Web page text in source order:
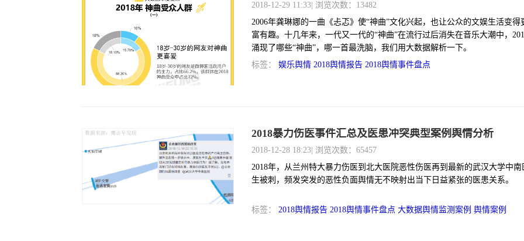
2018-12-29 11:33| 浏览次数：13482
2006年龚琳娜的一曲《忐忑》使“神曲”文化兴起，也让公众的文娱生活变得
富有趣。十几年来，一代又一代的“神曲”在流行过后消失在音乐大潮中，
涌现了哪些“神曲”，哪一首最洗脑，我们用大数据解析一下。
标签：
娱乐舆情 2018舆情报告 2018舆情事件盘点
2018暴力伤医事件汇总及医患冲突典型案例舆情分析
2018-12-28 18:23| 浏览次数：65457
2018年，从兰州特大暴力伤医到北大医院恶性伤医再到最新的武汉大学中南
生被刺，频发突发的恶性负面舆情无不映射出当下日益紧张的医患关系。
标签： 2018舆情报告 2018舆情事件盘点 大数据舆情监测案例 舆情案例